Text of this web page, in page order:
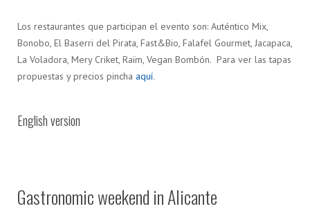
Los restaurantes que participan el evento son: Auténtico Mix,
Bonobo, El Baserri del Pirata, Fast&Bio, Falafel Gourmet, Jacapaca,
La Voladora, Mery Criket, Raïm, Vegan Bombón. Para ver las tapas
propuestas y precios pincha aquí.
English version
Gastronomic weekend in Alicante